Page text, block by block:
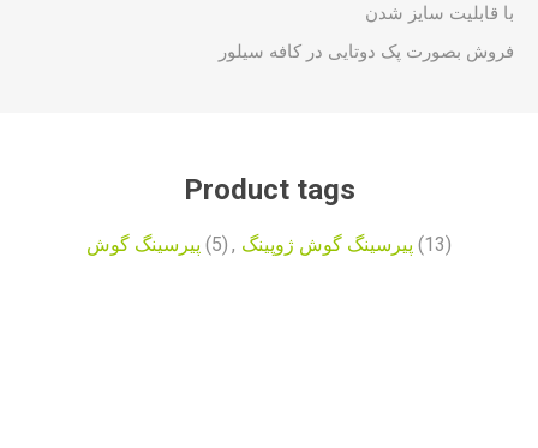
با قابلیت سایز شدن
فروش بصورت پک دوتایی در کافه سیلور
Product tags
پیرسینگ گوش (5) , پیرسینگ گوش ژوپینگ (13)